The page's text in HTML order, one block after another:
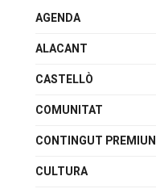
AGENDA
ALACANT
CASTELLÒ
COMUNITAT
CONTINGUT PREMIUN
CULTURA